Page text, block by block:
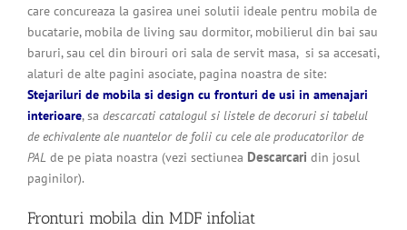
care concureaza la gasirea unei solutii ideale pentru mobila de
bucatarie, mobila de living sau dormitor, mobilierul din bai sau
baruri, sau cel din birouri ori sala de servit masa, si sa accesati,
alaturi de alte pagini asociate, pagina noastra de site:
Stejariluri de mobila si design cu fronturi de usi in amenajari
interioare, sa descarcati catalogul si listele de decoruri si tabelul
de echivalente ale nuantelor de folii cu cele ale producatorilor de
PAL de pe piata noastra (vezi sectiunea Descarcari din josul
paginilor).
Fronturi mobila din MDF infoliat